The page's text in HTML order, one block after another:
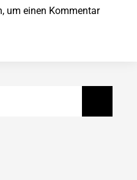
um einen Kommentar